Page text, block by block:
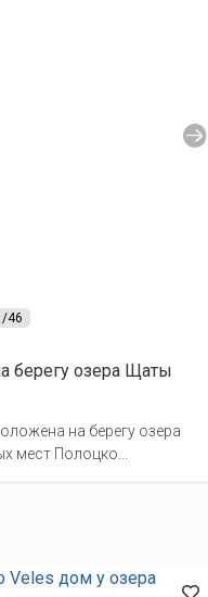
/46
берегу озера Щаты
на берегу озера
мест Полоцко...